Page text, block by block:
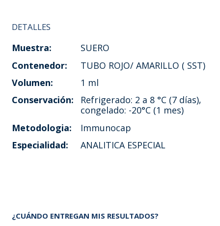
DETALLES
Muestra:
SUERO
Contenedor:
TUBO ROJO/ AMARILLO ( SST)
Volumen:
1 ml
Conservación:
Refrigerado: 2 a 8 °C (7 días),
congelado: -20°C (1 mes)
Metodologia:
Immunocap
Especialidad:
ANALITICA ESPECIAL
¿CUÁNDO ENTREGAN MIS RESULTADOS?